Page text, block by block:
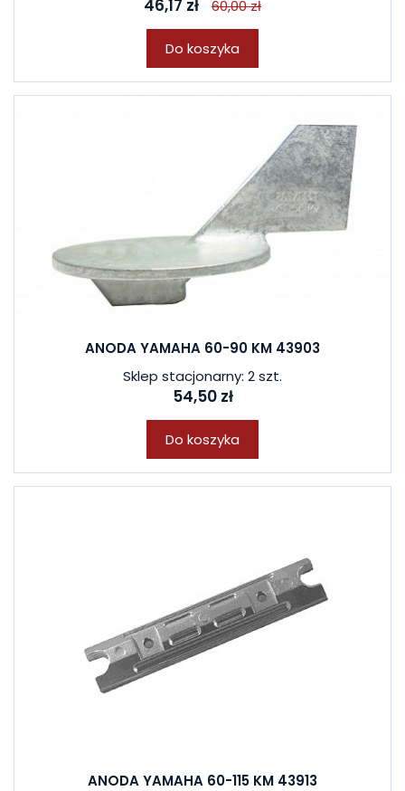
46,17 zł 60,00 zł
Do koszyka
ANODA YAMAHA 60-90 KM 43903
Sklep stacjonarny: 2 szt.
54,50 zł
Do koszyka
ANODA YAMAHA 60-115 KM 43913